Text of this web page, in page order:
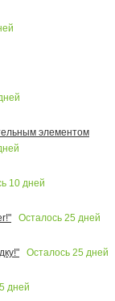
элементом
10 дней
Осталось 25 дней
Осталось 25 дней
дней